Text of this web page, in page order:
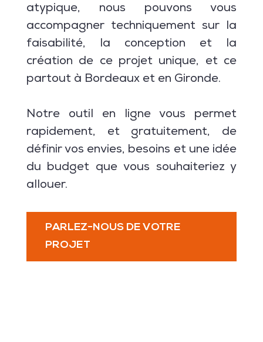
atypique, nous pouvons vous
accompagner techniquement sur la
faisabilité, la conception et la
création de ce projet unique, et ce
partout à Bordeaux et en Gironde.
Notre outil en ligne vous permet
rapidement, et gratuitement, de
définir vos envies, besoins et une idée
du budget que vous souhaiteriez y
allouer.
PARLEZ-NOUS DE VOTRE
PROJET